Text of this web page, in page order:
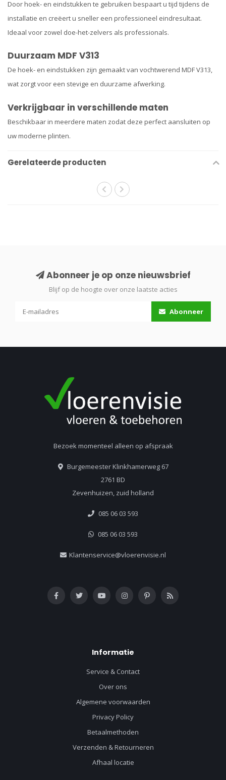
Door hoek- en eindstukken te gebruiken bespaart u tijd tijdens de
installatie en creëert u sneller een professioneel eindresultaat.
Ideaal voor zowel doe-het-zelvers als professionals.
Duurzaam MDF V313
De hoek- en eindstukken zijn gemaakt van vochtwerend MDF V313,
wat zorgt voor een stevige en duurzame afwerking.
Verkrijgbaar in verschillende maten
Beschikbaar in meerdere maten zodat deze perfect aansluiten op
uw moderne plinten.
Gerelateerde producten
Abonneer je op onze nieuwsbrief
Blijf op de hoogte over onze laatste acties
Abonneer
Bezoek momenteel alleen op afspraak
Burgemeester Klinkhamerweg 67
2761 BD
Zevenhuizen, zuid holland
085 06 03 593
085 06 03 593
Klantenservice@vloerenvisie.nl
Informatie
Service & Contact
Over ons
Algemene voorwaarden
Privacy Policy
Betaalmethoden
Verzenden & Retourneren
Afhaal locatie